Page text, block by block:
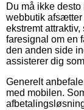
Du må ikke
webbutik afsætter
ekstremt
faresignal om en
den anden side
assisterer dig
Generelt
med mobilen.